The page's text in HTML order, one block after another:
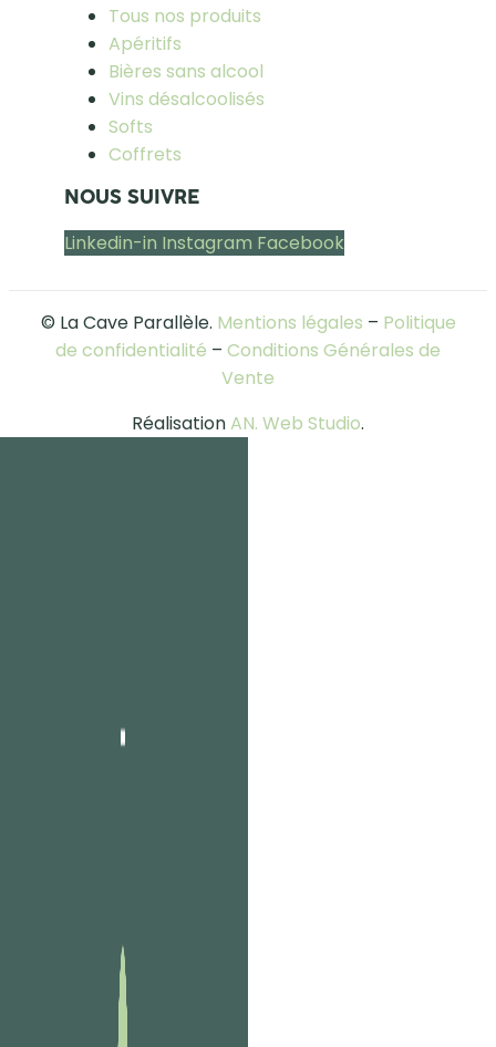
Tous nos produits
Apéritifs
Bières sans alcool
Vins désalcoolisés
Softs
Coffrets
NOUS SUIVRE
Linkedin-in Instagram Facebook
© La Cave Parallèle. Mentions légales – Politique
de confidentialité – Conditions Générales de
Vente
RéalisationAN. Web Studio.